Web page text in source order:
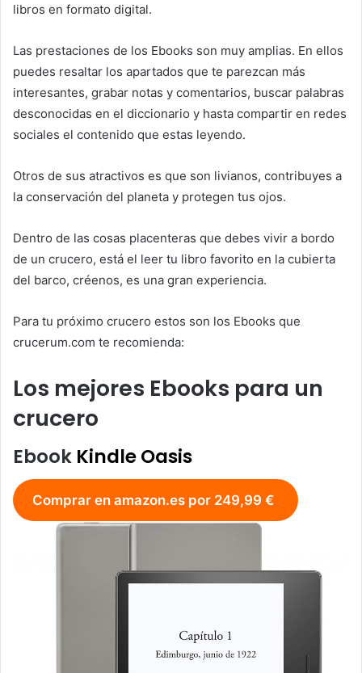
libros en formato digital.
Las prestaciones de los Ebooks son muy amplias. En ellos
puedes resaltar los apartados que te parezcan más
interesantes, grabar notas y comentarios, buscar palabras
desconocidas en el diccionario y hasta compartir en redes
sociales el contenido que estas leyendo.
Otros de sus atractivos es que son livianos, contribuyes a
la conservación del planeta y protegen tus ojos.
Dentro de las cosas placenteras que debes vivir a bordo
de un crucero, está el leer tu libro favorito en la cubierta
del barco, créenos, es una gran experiencia.
Para tu próximo crucero estos son los Ebooks que
crucerum.com te recomienda:
Los mejores Ebooks para un
crucero
Ebook Kindle Oasis
Comprar en amazon.es por 249,99 €